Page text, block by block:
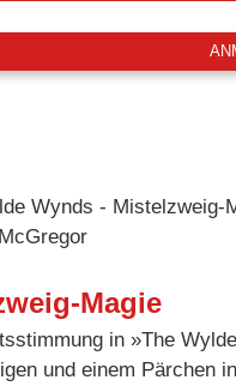
Magie
in »The
und einem Pärchen